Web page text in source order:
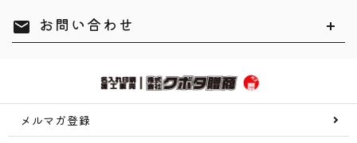
mail お問い合わせ
メルマガ登録